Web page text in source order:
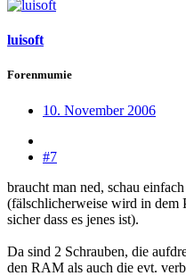
luisoft
Forenmumie
10. November 2006
#7
braucht man ned, schau
(fälschlicherweise wird in dem
sicher dass es jenes ist).
Da sind 2 Schrauben, die
den RAM als auch die evt.